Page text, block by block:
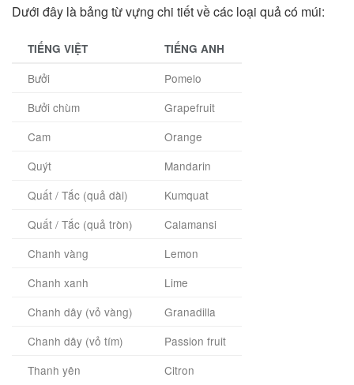
Dưới đây là bảng từ vựng chi tiết về các loại quả có múi:
TIẾNG VIỆT TIẾNG ANH
Bưởi
Pomelo
Bưởi chùm
Grapefruit
Cam
Orange
Quýt
Mandarin
Quất / Tắc (quả dài)
Kumquat
Quất / Tắc (quả tròn)
Calamansi
Chanh vàng
Lemon
Chanh xanh
Lime
Chanh dây (vỏ vàng)
Granadilla
Chanh dây (vỏ tím)
Passion fruit
Thanh yên
Citron